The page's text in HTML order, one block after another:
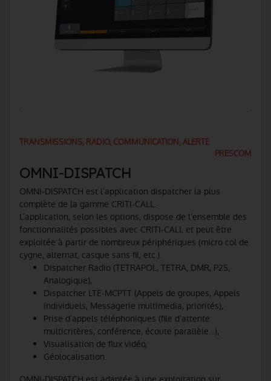
TRANSMISSIONS, RADIO, COMMUNICATION, ALERTE
PRESCOM
OMNI-DISPATCH
OMNI-DISPATCH est l’application dispatcher la plus
complète de la gamme CRITI-CALL.
L’application, selon les options, dispose de l’ensemble des
fonctionnalités possibles avec CRITI-CALL et peut être
exploitée à partir de nombreux périphériques (micro col de
cygne, alternat, casque sans fil, etc.).
Dispatcher Radio (TETRAPOL, TETRA, DMR, P25,
Analogique),
Dispatcher LTE-MCPTT (Appels de groupes, Appels
individuels, Messagerie multimedia, priorités),
Prise d’appels téléphoniques (file d’attente
multicritères, conférence, écoute parallèle…),
Visualisation de flux vidéo,
Géolocalisation.